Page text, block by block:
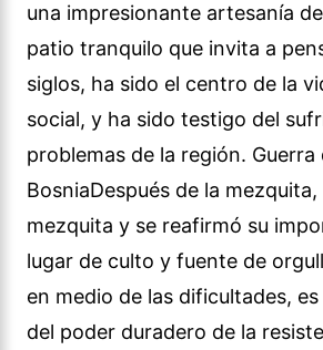
una impresionante artesanía
patio tranquilo que invita a
siglos, ha sido el centro de la
social, y ha sido testigo del
problemas de la región. Guerra
BosniaDespués de la
mezquita y se reafirmó su
lugar de culto y fuente de
en medio de las dificultades,
del poder duradero de la